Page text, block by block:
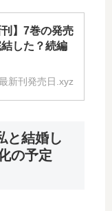
】7巻の発売
した？続編
新刊発売日.xyz
と結婚し
の予定